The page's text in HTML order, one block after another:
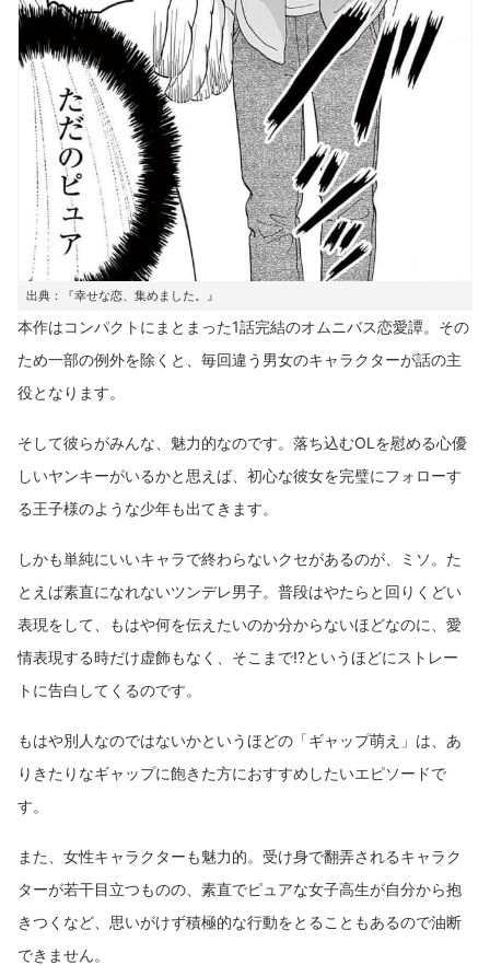
出典：『幸せな恋、集めました。』
本作はコンパクトにまとまった1話完結のオムニバス恋愛譚。その
ため一部の例外を除くと、毎回違う男女のキャラクターが話の主
役となります。
そして彼らがみんな、魅力的なのです。落ち込むOLを慰める心優
しいヤンキーがいるかと思えば、初心な彼女を完璧にフォローす
る王子様のような少年も出てきます。
しかも単純にいいキャラで終わらないクセがあるのが、ミソ。た
とえば素直になれないツンデレ男子。普段はやたらと回りくどい
表現をして、もはや何を伝えたいのか分からないほどなのに、愛
情表現する時だけ虚飾もなく、そこまで!?というほどにストレー
トに告白してくるのです。
もはや別人なのではないかというほどの「ギャップ萌え」は、あ
りきたりなギャップに飽きた方におすすめしたいエピソードで
す。
また、女性キャラクターも魅力的。受け身で翻弄されるキャラク
ターが若干目立つものの、素直でピュアな女子高生が自分から抱
きつくなど、思いがけず積極的な行動をとることもあるので油断
できません。